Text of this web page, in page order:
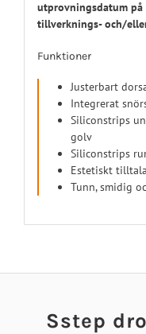
utprovningsdatum
tillverknings- och/
Funktioner
Justerbart
Integrerat
Siliconstrips
golv
Siliconstrips
Estetiskt
Tunn, smidig
Sstep